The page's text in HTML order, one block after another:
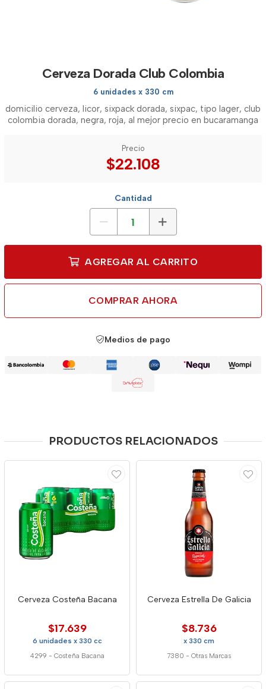
Cerveza Dorada Club Colombia
6 unidades x 330 cm
domicilio cerveza, licor, sixpack dorada, sixpac, tipo lager, club
colombia dorada, negra, roja, al mejor precio en bucaramanga
Precio
$22.108
Cantidad
AGREGAR AL CARRITO
COMPRAR AHORA
Medios de pago
PRODUCTOS RELACIONADOS
Cerveza Costeña Bacana
$17.639
6 unidades x 330 cc
4299 - Costeña Bacana
Cerveza Estrella De Galicia
$8.736
x 330 cm
7380 - Otras Marcas